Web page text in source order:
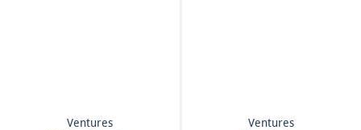
Ventures
Ventures